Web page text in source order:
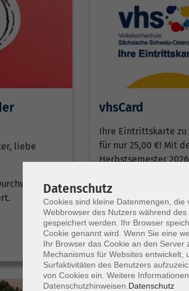
liebe
vhsCard
Ihre Eintrittskarte zu
für nur 25,00 €! Mit
Herbstsemester
Weiterlesen
Datenschutz
Cookies sind kleine Datenmengen,
Webbrowser des Nutzers während
gespeichert werden. Ihr Browser
Cookie genannt wird. Wenn Sie eine
Ihr Browser das Cookie an den
Mechanismus für Websites
Surfaktivitäten des Benutzers
von Cookies ein. Weitere
Datenschutzhinweisen. Datenschutz